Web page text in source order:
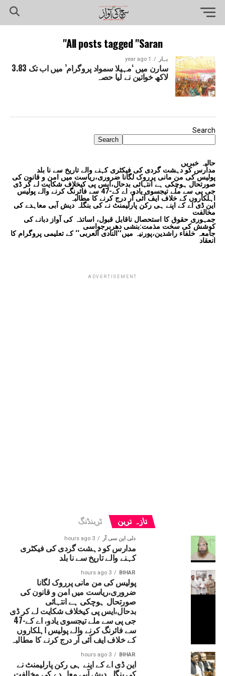
All posts tagged "Saran"
بہار 1 year ago
سارن میں ‘مہیلا سمواد پروگرام’ میں اب تک 3.83
لاکھ خواتین نے لیا حصہ
Search
Search
حالیہ خبریں
مدارس کو دہشت گردی کی فیکٹری کہنے والے تاریخ سے نا بلد
پولیس کی من مانی پرروک لگانا ضروری،ریاست میں امن و قانون کی
صورتحال ہوچکی ہے انتہائی بدحال،ایس پی کیخلاف شکایت لے کر ڈی
جی پی سے ملے تیجسوی یادو، اے کے-47 سے فائرنگ کرنے والے پولیس
اہلکاروں کے خلاف ایف آئی آر درج کرنے کا مطالبہ
این ڈی اے کے اپنے ہی رکن پارلیمنٹ نے کی بنگلہ دیش آبی معاہدے کی
مخالفت
جمہوری حقوق کا استحصال ناقابل قبول، اساتذہ کی آواز دبانے کی
کوشش کی سخت مذمت:بنشی دھربرجواسی
جامعہ خلفاء راشدین،پورنیہ میں’’النادی العربی‘‘ کے تعلیمی پروگرام کا
انعقاد
ADVERTISEMENT
تازہ ترین ٹرینڈنگ
دلی این سی آر 3 hours ago
مدارس کو دہشت گردی کی فیکٹری
کہنے والے تاریخ سے نا بلد
BIHAR
3 hours ago
پولیس کی من مانی پرروک لگانا
ضروری،ریاست میں امن و قانون کی
صورتحال ہوچکی ہے انتہائی
بدحال،ایس پی کیخلاف شکایت لے کر ڈی
جی پی سے ملے تیجسوی یادو، اے کے-47
سے فائرنگ کرنے والے پولیس اہلکاروں
کے خلاف ایف آئی آر درج کرنے کا مطالبہ
BIHAR
3 hours ago
این ڈی اے کے اپنے ہی رکن پارلیمنٹ نے
کی بنگلہ دیش آبی معاہدے کی مخالفت